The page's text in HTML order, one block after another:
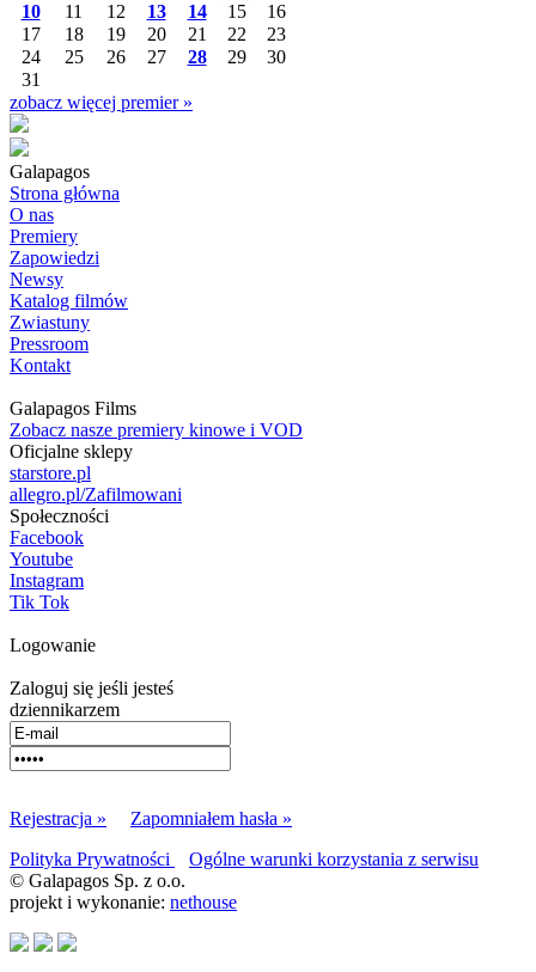
10
11 12 13 14 15
16
17
18 19 20 21 22
23
24
25 26 27 28 29
30
31
zobacz więcej premier »
Galapagos
Strona główna
O nas
Premiery
Zapowiedzi
Newsy
Katalog filmów
Zwiastuny
Pressroom
Kontakt
Galapagos Films
Zobacz nasze premiery kinowe i VOD
Oficjalne sklepy
starstore.pl
allegro.pl/Zafilmowani
Społeczności
Facebook
Youtube
Instagram
Tik Tok
Logowanie
Zaloguj się jeśli jesteś
dziennikarzem
Rejestracja »
Zapomniałem hasła »
Polityka Prywatności
Ogólne warunki korzystania z serwisu
© Galapagos Sp. z o.o.
projekt i wykonanie: nethouse